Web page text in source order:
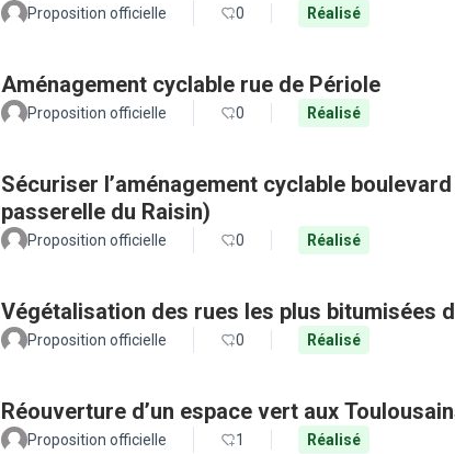
Proposition officielle 0 Réalisé
Aménagement cyclable rue de Périole
Proposition officielle 0 Réalisé
Sécuriser l’aménagement cyclable
passerelle du Raisin)
Proposition officielle 0 Réalisé
Végétalisation des rues les plus bitumisées
Proposition officielle 0 Réalisé
Réouverture d’un espace vert aux
Proposition officielle 1 Réalisé